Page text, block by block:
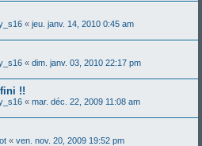
« jeu. janv. 14, 2010 0:45 am
« dim. janv. 03, 2010 22:17 pm
!!
« mar. déc. 22, 2009 11:08 am
« ven. nov. 20, 2009 19:52 pm